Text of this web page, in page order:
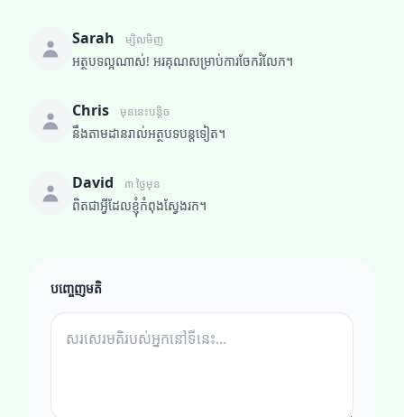
Sarah ម្សិលមិញ
អត្ថបទល្អណាស់! អរគុណសម្រាប់ការចែករំលែក។
Chris មុននេះបន្តិច
នឹងតាមដានរាល់អត្ថបទបន្តទៀត។
David ៣ ថ្ងៃមុន
ពិតជាអ្វីដែលខ្ញុំកំពុងស្វែងរក។
បញ្ចេញមតិ